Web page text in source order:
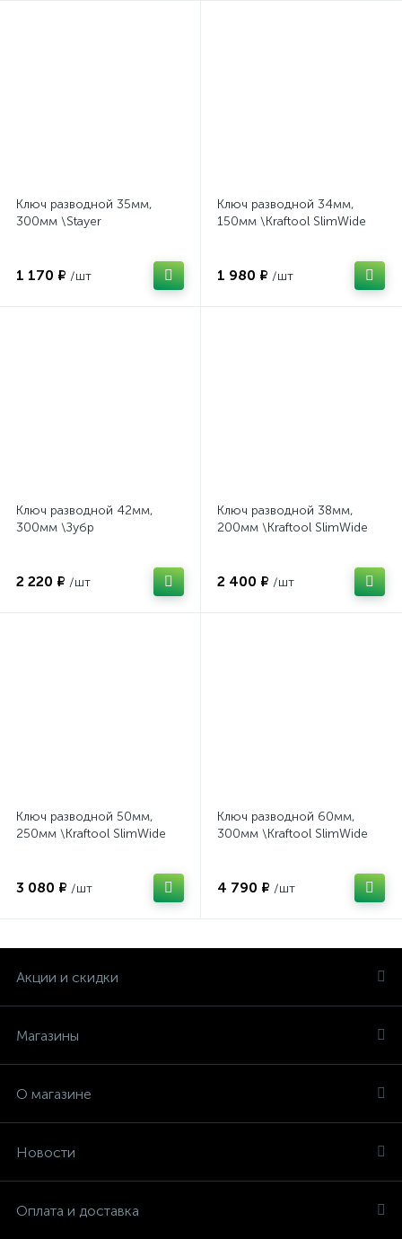
Ключ разводной 35мм,
300мм \Stayer
1 170 ₽ /шт
Ключ разводной 34мм,
150мм \Kraftool SlimWide
1 980 ₽ /шт
Ключ разводной 42мм,
300мм \Зубр
2 220 ₽ /шт
Ключ разводной 38мм,
200мм \Kraftool SlimWide
2 400 ₽ /шт
Ключ разводной 50мм,
250мм \Kraftool SlimWide
3 080 ₽ /шт
Ключ разводной 60мм,
300мм \Kraftool SlimWide
4 790 ₽ /шт
Акции и скидки
Магазины
О магазине
Новости
Оплата и доставка